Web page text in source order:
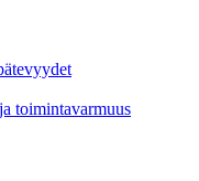
toimintavarmuus